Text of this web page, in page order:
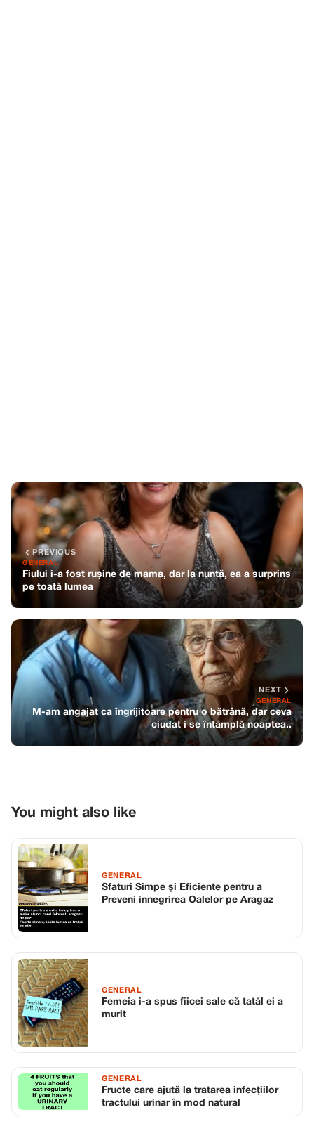
PREVIOUS
GENERAL
Fiului i-a fost rușine de mama, dar la nuntă, ea a surprins
pe toată lumea
NEXT
GENERAL
M-am angajat ca îngrijitoare pentru o bătrână, dar ceva
ciudat i se întâmplă noaptea..
You might also like
GENERAL
Sfaturi Simpe și Eficiente pentru a
Preveni innegrirea Oalelor pe Aragaz
GENERAL
Femeia i-a spus fiicei sale că tatăl ei a
murit
GENERAL
Fructe care ajută la tratarea infecțiilor
tractului urinar în mod natural